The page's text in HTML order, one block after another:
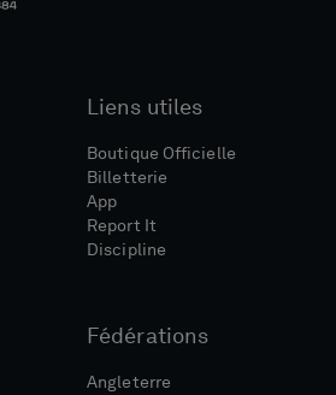
Liens utiles
Boutique Officielle
Billetterie
App
Report It
Discipline
Fédérations
Angleterre